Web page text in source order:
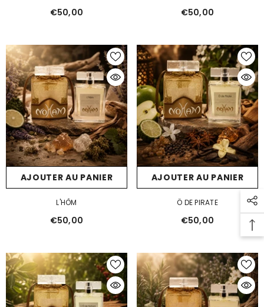
€50,00 €50,00
AJOUTER AU PANIER
L'HÔM
€50,00
AJOUTER AU PANIER
Ö DE PIRATE
€50,00